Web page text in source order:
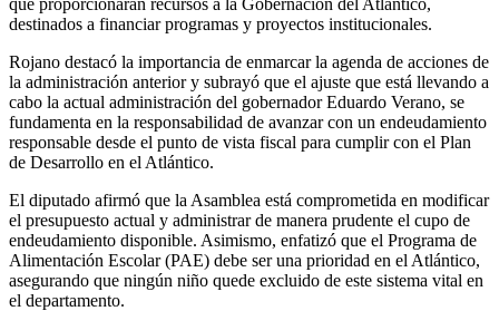
destinados a financiar programas y proyectos institucionales.
Rojano destacó la importancia de enmarcar la agenda de acciones de
la administración anterior y subrayó que el ajuste que está llevando a
cabo la actual administración del gobernador Eduardo Verano, se
fundamenta en la responsabilidad de avanzar con un endeudamiento
responsable desde el punto de vista fiscal para cumplir con el Plan
de Desarrollo en el Atlántico.
El diputado afirmó que la Asamblea está comprometida en modificar
el presupuesto actual y administrar de manera prudente el cupo de
endeudamiento disponible. Asimismo, enfatizó que el Programa de
Alimentación Escolar (PAE) debe ser una prioridad en el Atlántico,
asegurando que ningún niño quede excluido de este sistema vital en
el departamento.